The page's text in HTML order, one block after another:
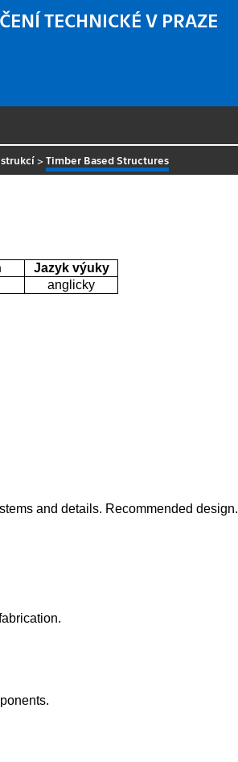
TECHNICKÉ V PRAZE
>Timber Based Structures
Jazyk výuky
anglicky
and details. Recommended design.